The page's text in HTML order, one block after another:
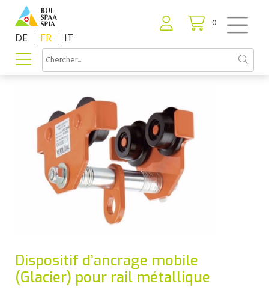
0
DE FR IT
Dispositif d’ancrage mobile
(Glacier) pour rail métallique